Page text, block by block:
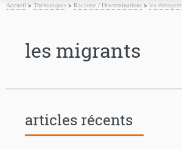
Accueil >Thématiques >Racisme / Discriminations >les étrangers
les migrants
articles récents